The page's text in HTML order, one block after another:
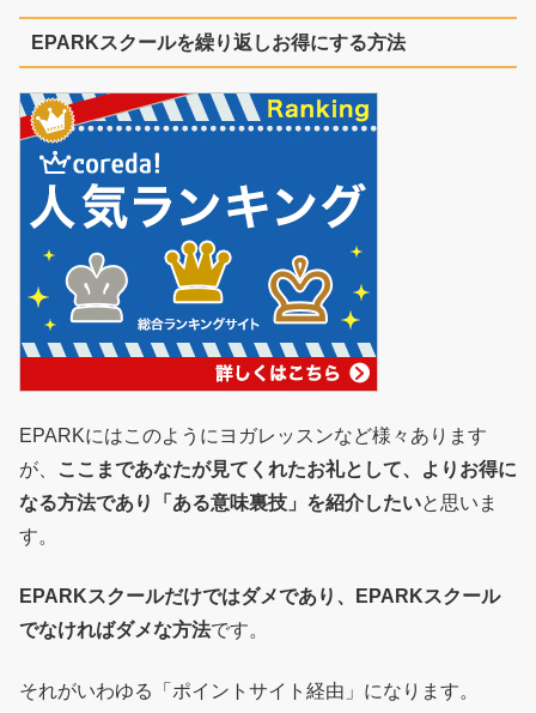
EPARKスクールを繰り返しお得にする方法
EPARKにはこのようにヨガレッスンなど様々あります
が、
ここまであなたが見てくれたお礼として、よりお得に
なる方法であり「ある意味裏技」を紹介したいと思いま
す。
EPARKスクールだけではダメであり、EPARKスクール
でなければダメな方法です。
それがいわゆる「ポイントサイト経由」になります。